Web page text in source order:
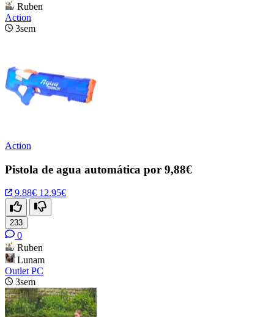
Ruben
Action
3sem
Action
Pistola de agua automática por 9,88€
9.88€ 12.95€
233
0
Ruben
Lunam
Outlet PC
3sem